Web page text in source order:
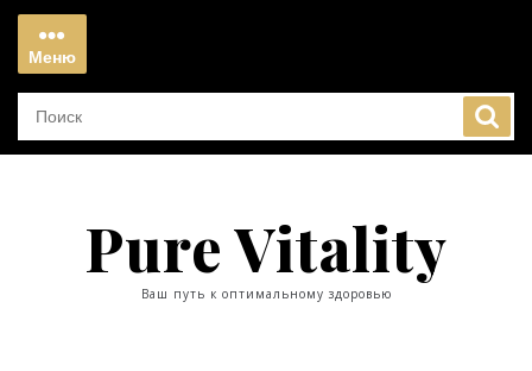
Перейти
содержимому
Меню
Меню
Pure Vitality
Ваш путь к оптимальному здоровью